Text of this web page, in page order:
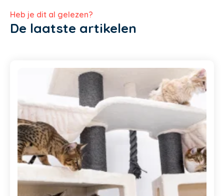
Heb je dit al gelezen?
De laatste artikelen